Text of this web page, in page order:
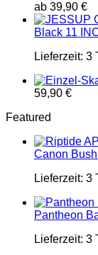
ab 39,90 €
Black 11
Lieferzeit: 3
59,90 €
Featured
Canon
Lieferzeit: 3
Pantheon
Lieferzeit: 3